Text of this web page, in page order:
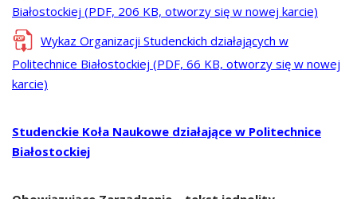
Białostockiej (PDF, 206 KB, otworzy się w nowej karcie)
Wykaz Organizacji Studenckich działających w
Politechnice Białostockiej (PDF, 66 KB, otworzy się w nowej
karcie)
Studenckie Koła Naukowe działające w Politechnice
Białostockiej